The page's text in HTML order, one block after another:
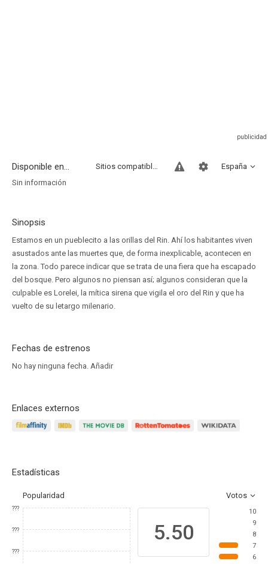
Disponible en... España
Sitios compatibles
Sin información
Sinopsis
Estamos en un pueblecito a las orillas del Rin. Ahí los habitantes viven
asustados ante las muertes que, de forma inexplicable, acontecen en
la zona. Todo parece indicar que se trata de una fiera que ha escapado
del bosque. Pero algunos no piensan así; algunos consideran que la
culpable es Lorelei, la mítica sirena que vigila el oro del Rin y que ha
vuelto de su letargo milenario.
Fechas de estrenos
No hay ninguna fecha. Añadir
Enlaces externos
Estadísticas
Popularidad Votos
???
???
???
5.50
10
9
8
7
6